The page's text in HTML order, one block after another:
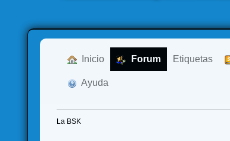
Inicio Forum Etiquetas
Ayuda
La BSK